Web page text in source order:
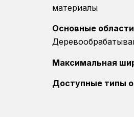
материалы
Основные
Максимальная
Доступные типы